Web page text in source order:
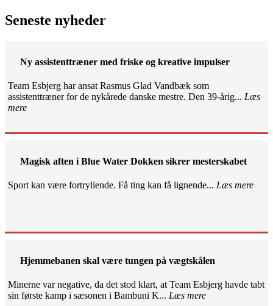
Seneste nyheder
Ny assistenttræner med friske og kreative impulser
Team Esbjerg har ansat Rasmus Glad Vandbæk som
assistenttræner for de nykårede danske mestre. Den 39-årig... Læs
mere
Magisk aften i Blue Water Dokken sikrer mesterskabet
Sport kan være fortryllende. Få ting kan få lignende... Læs mere
Hjemmebanen skal være tungen på vægtskålen
Minerne var negative, da det stod klart, at Team Esbjerg havde tabt
sin første kamp i sæsonen i Bambuni K... Læs mere